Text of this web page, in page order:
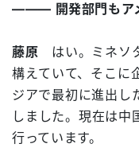
――― 開発部門もア
藤原 はい。ミネソ
構えていて、そこに
ジアで最初に進出し
しました。現在は中
行っています。